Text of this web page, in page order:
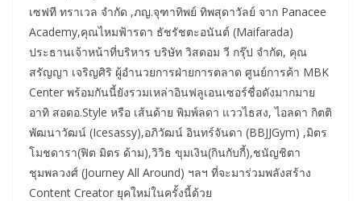
เซฟที ทราเวล จำกัด ,ภญ.จุฑาทิพย์ ทิพสุดาวัลย์ จาก Panacee
Academy,คุณไหมฟ้ารดา ธัชรัชตะอนันต์ (Maifarada)
ประธานเจ้าหน้าที่บริหาร บริษัท วิสดอม วี กรุ๊ป จำกัด, คุณ
สรัญญา เจริญศิริ ผู้อำนวยการฝ่ายการตลาด ศูนย์การค้า MBK
Center พร้อมกันนี้ยังรวมเหล่าอินฟลูเอนเซอร์ชื่อดังมากมาย
อาทิ สอดอ.Style หรือ เส้นด้าย พิมพ์ลดา แววไธสง, ไอลดา กิตติ
พัฒนาวัฒน์ (Icesassy),อภิวัฒน์ อินทร์จันดา (BBJJGym) ,มิตร
โมชดารา(ฟิต มิตร ด้าม),วิวิธ ขุมเงิน(กินกับกี้),ชนัญชิตา
ชุมพลวงศ์ (Journey All Around) ฯลฯ ที่จะมาร่วมพลังสร้าง
Content Creator ยุคใหม่ในครั้งนี้ด้วย